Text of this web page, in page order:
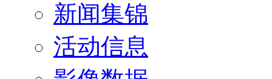
新闻集锦
活动信息